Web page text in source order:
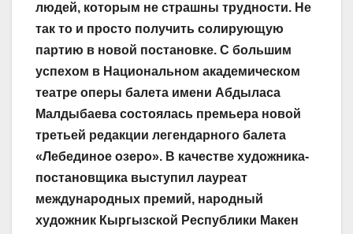
людей, которым не страшны трудности. Не
так то и просто получить солирующую
партию в новой постановке. С большим
успехом в Национальном академическом
театре оперы балета имени Абдыласа
Малдыбаева состоялась премьера новой
третьей редакции легендарного балета
«Лебединое озеро». В качестве художника-
постановщика выступил лауреат
международных премий, народный
художник Кыргызской Республики Макен